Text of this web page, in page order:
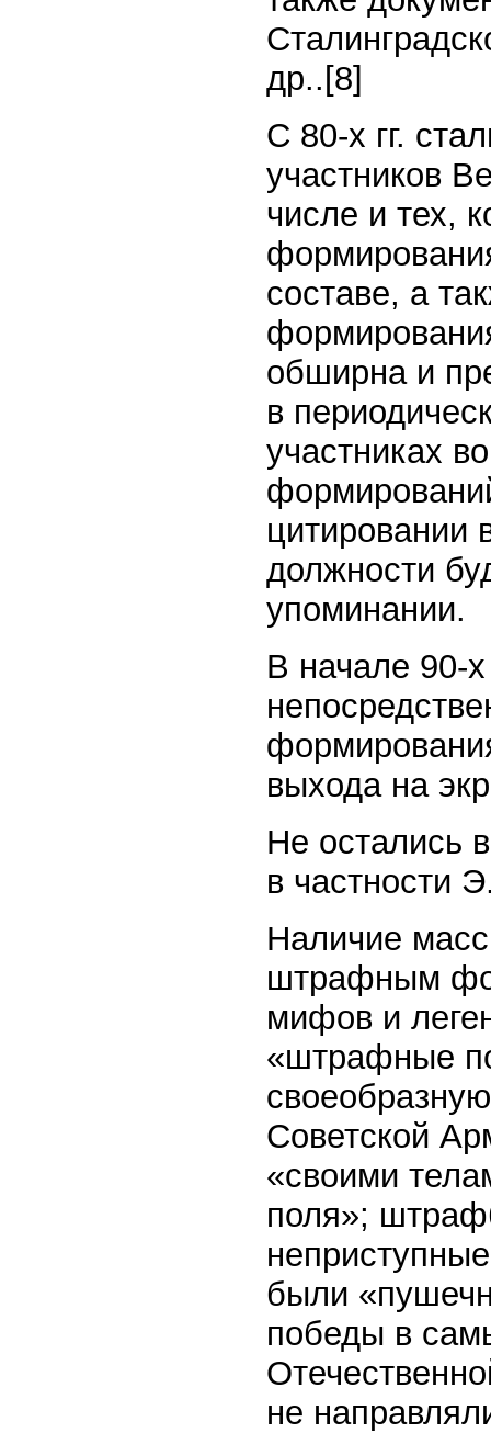
др.. [8]
С 80-х гг.
участников
числе и тех,
составе, а
обширна и
в
участниках
цитировании
должности
упоминании.
В начале 90-х
выхода на
Не остались
в частности
Наличие
штрафным
мифов и
«штрафные
Советской
«своими
поля»;
были
победы в
не